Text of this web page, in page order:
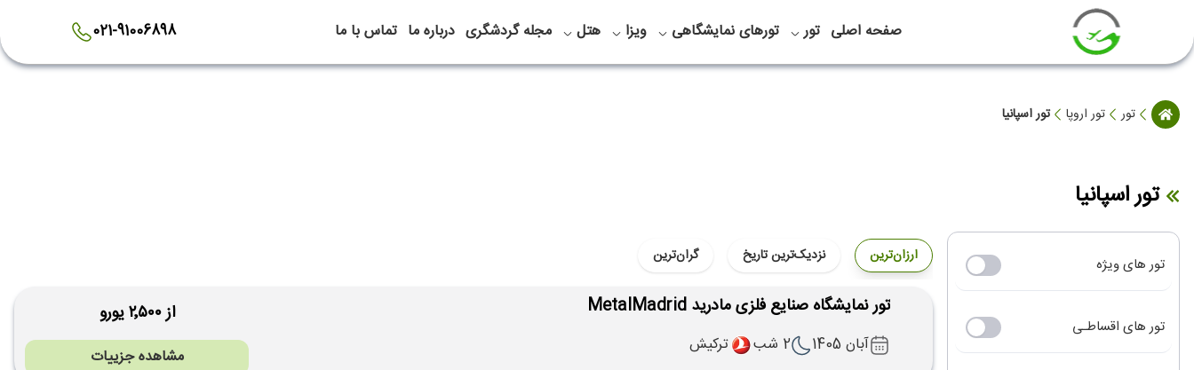
صفحه اصلی تور تورهای نمایشگاهی ویزا هتل مجله گردشگری درباره ما تماس با ما 021-91006898
تور تور اروپا تور اسپانیا
تور اسپانیا
تور های ویژه
تور های اقساطـی
ارزان‌ترین نزدیک‌ترین تاریخ گران‌ترین
تور نمایشگاه صنایع فلزی مادرید MetalMadrid
آبان 1405 2 شب ترکیش
از ۲٬۵۰۰ یورو
مشاهده جزییات